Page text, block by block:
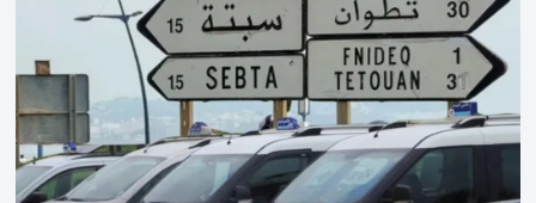
هذا الإطار، أكد أن المملكة المغربية مستعدة للتنسيق مع شركائها
الإسبان والأوروبيين من أجل إعادة القاصرين غير المرفوقين. وأعرب
المصدر ذاته عن الأسف لكونه “في […]